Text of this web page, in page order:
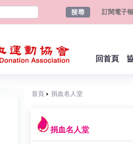
訂閱電子報
回首頁
首頁 捐血名人堂
捐血名人堂